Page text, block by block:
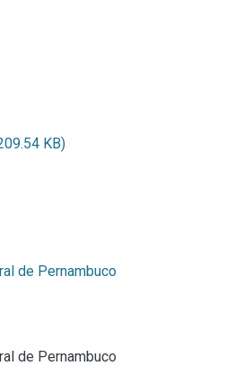
KB)
de Pernambuco
de Pernambuco